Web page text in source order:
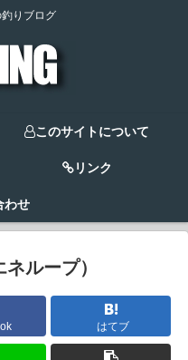
りブログ
このサイトについて
リンク
わせ
ループ）
はてブ